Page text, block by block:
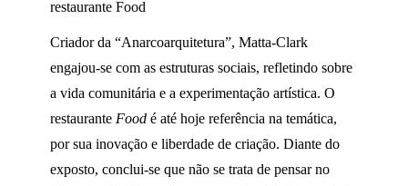
restaurante Food
Criador da “Anarcoarquitetura”, Matta-Clark
engajou-se com as estruturas sociais, refletindo sobre
a vida comunitária e a experimentação artística. O
restaurante Food é até hoje referência na temática,
por sua inovação e liberdade de criação. Diante do
exposto, conclui-se que não se trata de pensar no